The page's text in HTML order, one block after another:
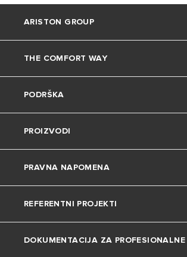
ARISTON GROUP
O nama
Grupa
Karijera
THE COMFORT WAY
Okoliš
Savjeti i trikovi
Uređenje doma
PODRŠKA
Kontakt
Česta pitanja
Katalozi i dokumentacija
PROIZVODI
Grijalice vode
Dizalice topline
Plinski bojleri
PRAVNA NAPOMENA
Privatnost
Kolačići
REFERENTNI PROJEKTI
Projekti
DOKUMENTACIJA ZA